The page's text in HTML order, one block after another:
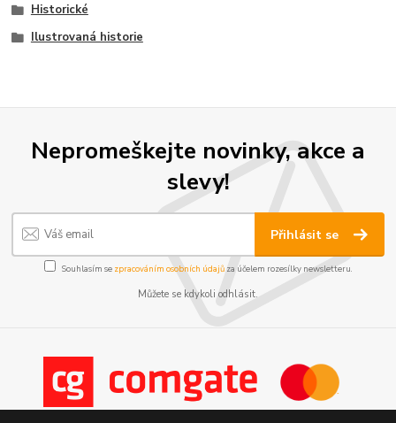
Historické
Ilustrovaná historie
Nepromeškejte novinky, akce a
slevy!
Přihlásit se
Souhlasím se zpracováním osobních údajůza účelem rozesílky newsletteru.
Můžete se kdykoli odhlásit.